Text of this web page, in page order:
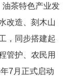
油茶特色产业发
改造、刻木山
，同步搭建起
管护、农民用
7月正式启动